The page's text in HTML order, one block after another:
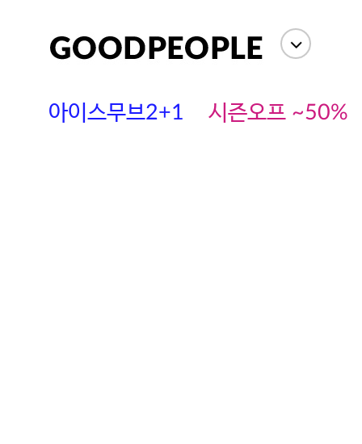
아이스무브2+1 시즌오프 ~50%
상세정보 사이즈 상품평(